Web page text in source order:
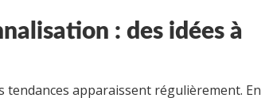
: des idées à
apparaissent régulièrement. En